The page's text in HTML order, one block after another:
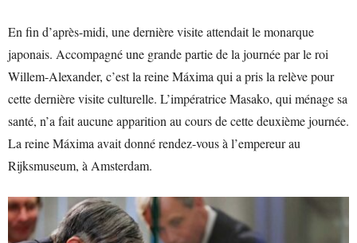
En fin d’après-midi, une dernière visite attendait le monarque
japonais. Accompagné une grande partie de la journée par le roi
Willem-Alexander, c’est la reine Máxima qui a pris la relève pour
cette dernière visite culturelle. L’impératrice Masako, qui ménage sa
santé, n’a fait aucune apparition au cours de cette deuxième journée.
La reine Máxima avait donné rendez-vous à l’empereur au
Rijksmuseum, à Amsterdam.